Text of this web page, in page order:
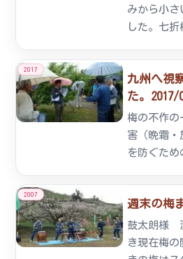
て...
みから小さ
した。七
園や周囲
展望台には
ますので七
ください。
は、梅生産
１...
2017
九州へ視
た。2017/
梅の不作の
害（晩霜・
を防ぐため
ました。
の地も「七
砥部町七折
気温が低く
っていまし
2007
週末の梅
鼓太朗様
き現在梅の